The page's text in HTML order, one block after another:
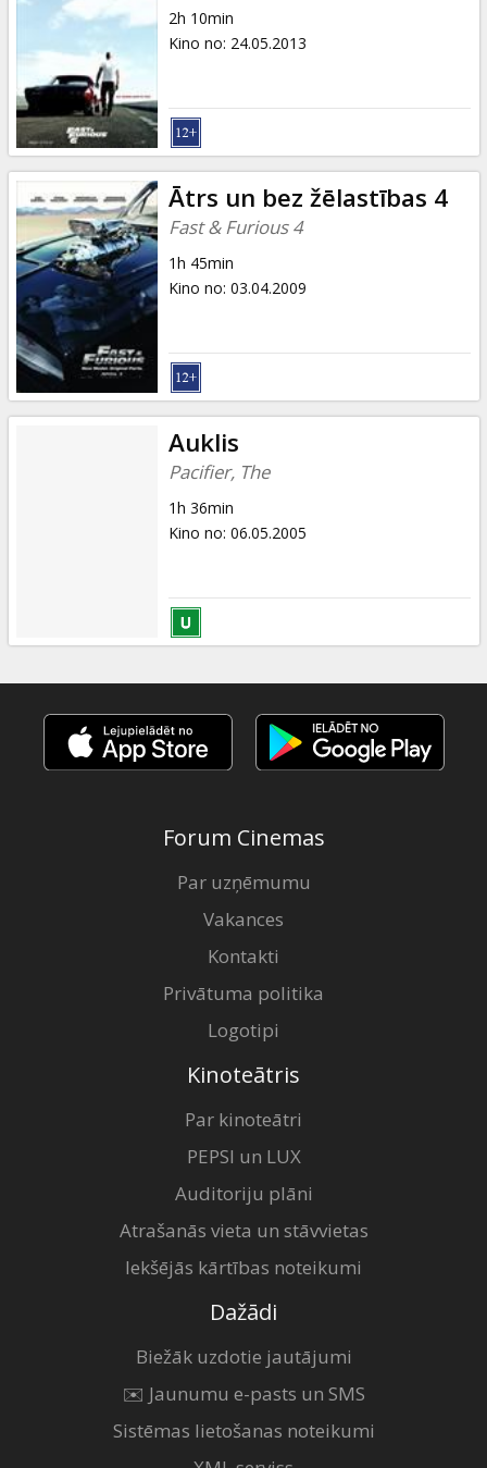
2h 10min
Kino no: 24.05.2013
Ātrs un bez žēlastības 4
Fast & Furious 4
1h 45min
Kino no: 03.04.2009
Auklis
Pacifier, The
1h 36min
Kino no: 06.05.2005
Forum Cinemas
Par uzņēmumu
Vakances
Kontakti
Privātuma politika
Logotipi
Kinoteātris
Par kinoteātri
PEPSI un LUX
Auditoriju plāni
Atrašanās vieta un stāvvietas
Iekšējās kārtības noteikumi
Dažādi
Biežāk uzdotie jautājumi
✉️ Jaunumu e-pasts un SMS
Sistēmas lietošanas noteikumi